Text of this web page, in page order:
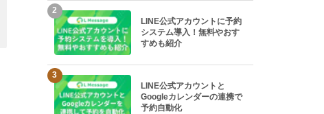
2
LINE公式アカウントに予約
システム導入！無料やおす
すめも紹介
3
LINE公式アカウントと
Googleカレンダーの連携で
予約自動化